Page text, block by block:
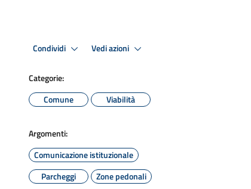
Condividi Vedi azioni
Categorie:
Comune
Viabilità
Argomenti:
Comunicazione istituzionale
Parcheggi
Zone pedonali